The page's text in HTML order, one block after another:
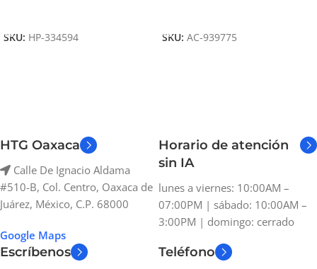
SKU: HP-334594
SKU: AC-939775
HTG Oaxaca
Calle De Ignacio Aldama
#510-B, Col. Centro, Oaxaca de
Juárez, México, C.P. 68000
Google Maps
Horario de atención
sin IA
lunes a viernes: 10:00AM –
07:00PM | sábado: 10:00AM –
3:00PM | domingo: cerrado
Escríbenos Teléfono